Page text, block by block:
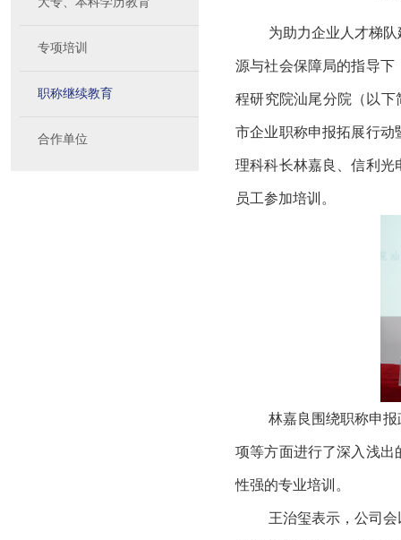
专项培训
职称继续教育
合作单位
为助力企业人才梯
源与社会保障局的指导下
程研究院汕尾分院（以下
市企业职称申报拓展行动
理科科长林嘉良、信利光
员工参加培训。
林嘉良围绕职称申
项等方面进行了深入浅出
性强的专业培训。
王治玺表示，公司